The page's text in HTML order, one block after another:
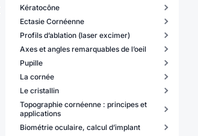
Kératocône
Ectasie Cornéenne
Profils d’ablation (laser excimer)
Axes et angles remarquables de l’oeil
Pupille
La cornée
Le cristallin
Topographie cornéenne : principes et
applications
Biométrie oculaire, calcul d’implant